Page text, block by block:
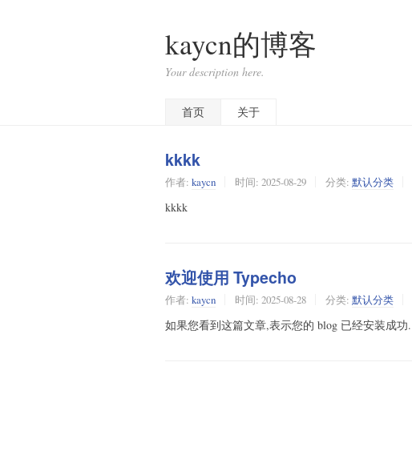
kaycn的博客
Your description here.
首页
关于
kkkk
作者: kaycn 时间: 2025-08-29 分类: 默认分类
kkkk
欢迎使用 Typecho
作者: kaycn 时间: 2025-08-28 分类: 默认分类
如果您看到这篇文章,表示您的 blog 已经安装成功.